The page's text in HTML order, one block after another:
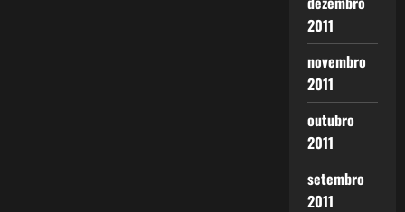
2011
novembro
2011
outubro
2011
setembro
2011